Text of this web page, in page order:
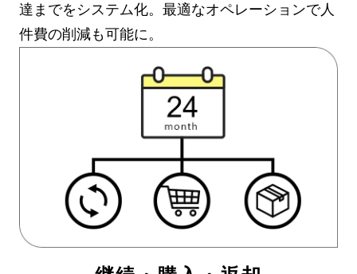
達までをシステム化。最適なオペレーションで人
件費の削減も可能に。